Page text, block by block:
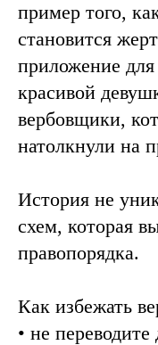
пример того,
становится
приложение
красивой
вербовщики,
натолкнули на
История не
схем, которая
правопорядка.
Как избежать
• не